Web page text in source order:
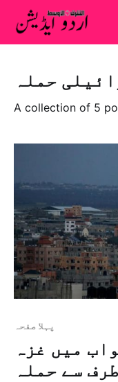
حملہ
A collection of 5
پہلا صفحہ
میں غزہ
سے حملہ